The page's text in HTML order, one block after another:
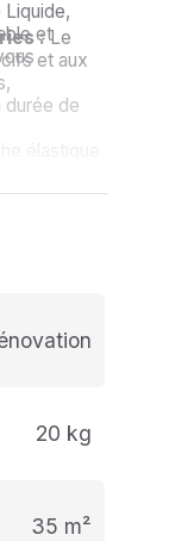
:Le
et aux
durée de
de fuites
Liquide,
et
20 kg
35 m²